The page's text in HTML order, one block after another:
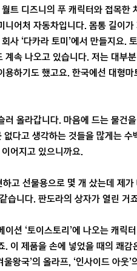
트 디즈니의 푸 캐릭터와 접목
니어처 자동차입니다. 몸통 길이
사 ‘다카라 토미’에서 만들지요
계속 나오고 있습니다. 저는 대부
용하기도 했고요. 한국에선 대형
러 올라갑니다. 마음에 드는 물건
다고 생각하는 것들을 많게는
어지고 있으니까요.
고 선물용으로 몇 개 샀는데 제
습니다. 판도라의 상자가 열린 거
션 ‘토이스토리’에 나오는 캐릭
. 이 제품을 손에 넣었을 때의 쾌
울왕국’의 올라프, ‘인사이드 아